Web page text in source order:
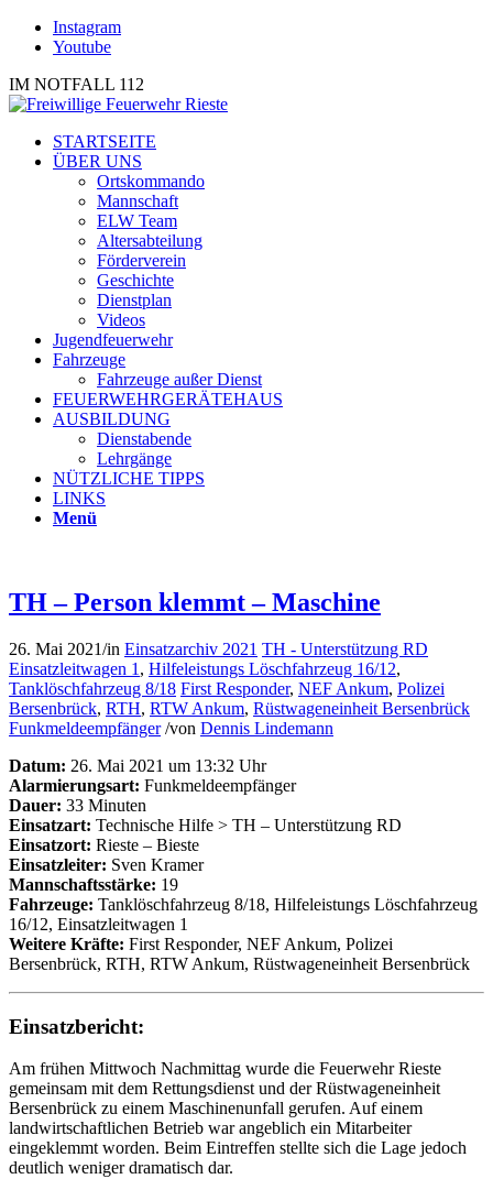
Instagram
Youtube
IM NOTFALL 112
STARTSEITE
ÜBER UNS
Ortskommando
Mannschaft
ELW Team
Altersabteilung
Förderverein
Geschichte
Dienstplan
Videos
Jugendfeuerwehr
Fahrzeuge
Fahrzeuge außer Dienst
FEUERWEHRGERÄTEHAUS
AUSBILDUNG
Dienstabende
Lehrgänge
NÜTZLICHE TIPPS
LINKS
Menü
TH – Person klemmt – Maschine
26. Mai 2021/in Einsatzarchiv 2021 TH - Unterstützung RD
Einsatzleitwagen 1 , Hilfeleistungs Löschfahrzeug 16/12,
Tanklöschfahrzeug 8/18 First Responder, NEF Ankum, Polizei
Bersenbrück, RTH, RTW Ankum, Rüstwageneinheit Bersenbrück
Funkmeldeempfänger /von Dennis Lindemann
Datum: 26. Mai 2021 um 13:32 Uhr
Alarmierungsart: Funkmeldeempfänger
Dauer: 33 Minuten
Einsatzart: Technische Hilfe > TH – Unterstützung RD
Einsatzort: Rieste – Bieste
Einsatzleiter: Sven Kramer
Mannschaftsstärke: 19
Fahrzeuge: Tanklöschfahrzeug 8/18, Hilfeleistungs Löschfahrzeug
16/12, Einsatzleitwagen 1
Weitere Kräfte: First Responder, NEF Ankum, Polizei
Bersenbrück, RTH, RTW Ankum, Rüstwageneinheit Bersenbrück
Einsatzbericht:
Am frühen Mittwoch Nachmittag wurde die Feuerwehr Rieste
gemeinsam mit dem Rettungsdienst und der Rüstwageneinheit
Bersenbrück zu einem Maschinenunfall gerufen. Auf einem
landwirtschaftlichen Betrieb war angeblich ein Mitarbeiter
eingeklemmt worden. Beim Eintreffen stellte sich die Lage jedoch
deutlich weniger dramatisch dar.